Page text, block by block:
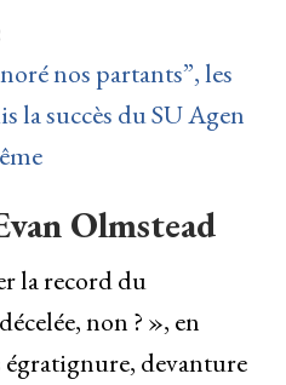
nos partants”, les
la succès du SU Agen
Olmstead
la record du
non ? », en
devanture